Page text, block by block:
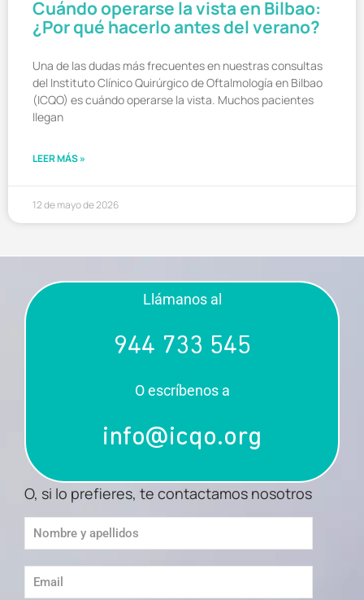
Cuándo operarse la vista en Bilbao:
¿Por qué hacerlo antes del verano?
Una de las dudas más frecuentes en nuestras consultas
del Instituto Clínico Quirúrgico de Oftalmología en Bilbao
(ICQO) es cuándo operarse la vista. Muchos pacientes
llegan
LEER MÁS »
12 de mayo de 2026
Llámanos al
944 733 545
O escríbenos a
info@icqo.org
O, si lo prefieres, te contactamos nosotros